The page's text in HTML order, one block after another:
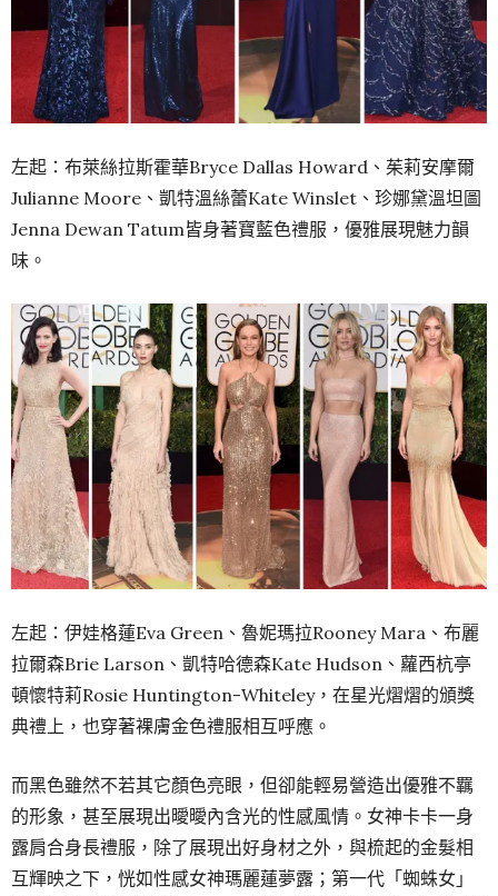
左起：布萊絲拉斯霍華Bryce Dallas Howard、茱莉安摩爾
Julianne Moore、凱特溫絲蕾Kate Winslet、珍娜黛溫坦圖
Jenna Dewan Tatum皆身著寶藍色禮服，優雅展現魅力韻
味。
左起：伊娃格蓮Eva Green、魯妮瑪拉Rooney Mara、布麗
拉爾森Brie Larson、凱特哈德森Kate Hudson、蘿西杭亭
頓懷特莉Rosie Huntington-Whiteley，在星光熠熠的頒獎
典禮上，也穿著裸膚金色禮服相互呼應。
而黑色雖然不若其它顏色亮眼，但卻能輕易營造出優雅不羈
的形象，甚至展現出曖曖內含光的性感風情。女神卡卡一身
露肩合身長禮服，除了展現出好身材之外，與梳起的金髮相
互輝映之下，恍如性感女神瑪麗蓮夢露；第一代「蜘蛛女」